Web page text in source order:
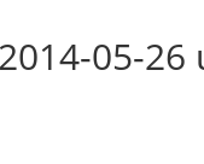
05-26